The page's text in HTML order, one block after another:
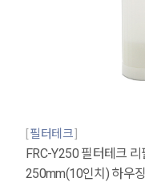
필터테크
FRC-Y250 필터테크
250mm(10인치) 하우